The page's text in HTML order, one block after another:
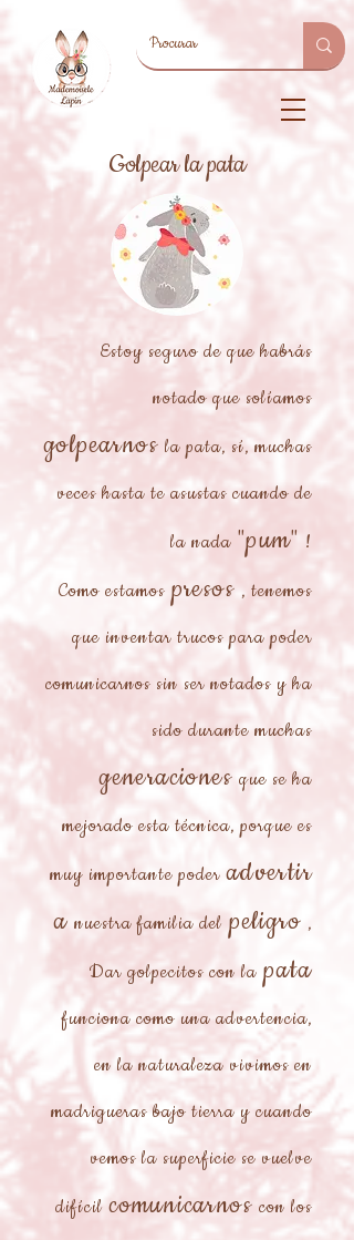
Golpear la pata
Estoy seguro de que habrás
notado que solíamos
golpearnos la pata, sí, muchas
veces hasta te asustas cuando de
la nada "pum" !
Como estamos presos , tenemos
que inventar trucos para poder
comunicarnos sin ser notados y ha
sido durante muchas
generaciones que se ha
mejorado esta técnica, porque es
muy importante poder advertir
a nuestra familia del peligro ,
Dar golpecitos con la pata
funciona como una advertencia,
en la naturaleza vivimos en
madrigueras bajo tierra y cuando
vemos la superficie se vuelve
difícil comunicarnos con los